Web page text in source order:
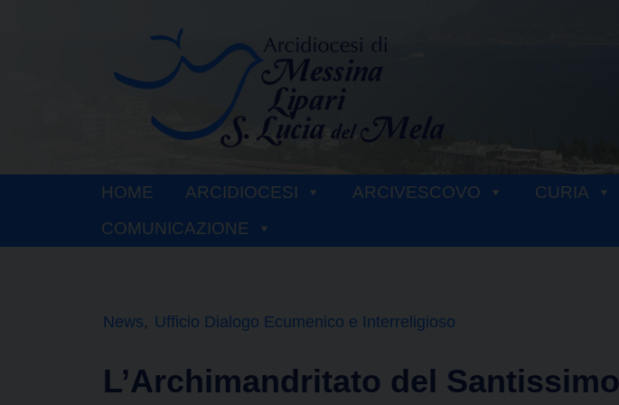
HOME ARCIDIOCESI ARCIVESCOVO CURIA
COMUNICAZIONE
News Ufficio Dialogo Ecumenico e Interreligioso
L’Archimandritato del Santissimo